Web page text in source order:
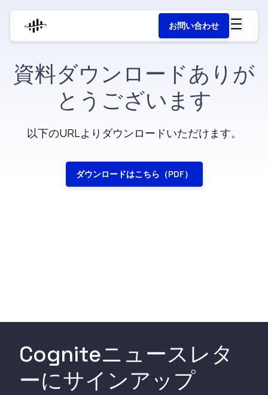
お問い合わせ
資料ダウンロードありが
とうございます
以下のURLよりダウンロードいただけます。
ダウンロードはこちら（PDF）
Cogniteニュースレタ
ーにサインアップ